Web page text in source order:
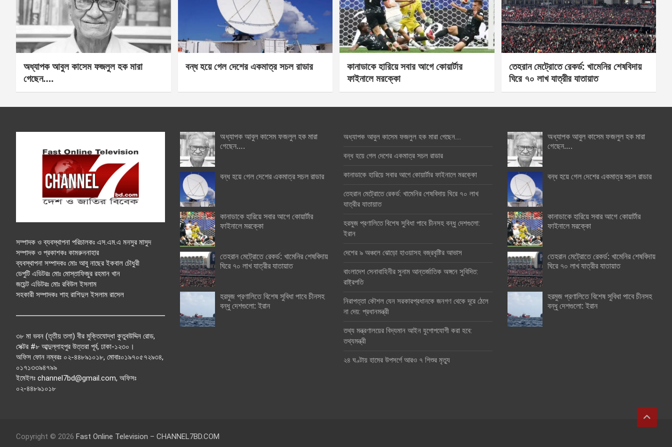
অধ্যাপক আবুল কাসেম ফজলুল হক মারা
গেছেন….
বন্ধ হয়ে গেল দেশের একমাত্র সচল রাডার
কানাডাকে হারিয়ে সবার আগে কোয়ার্টার
ফাইনালে মরক্কো
তেহরান মেট্রোতে রেকর্ড: খামেনির শেষবিদায়
ঘিরে ৭০ লাখ যাত্রীর যাতায়াত
সম্পাদক ও ব্যবস্থাপনা পরিচালকঃ এস.এম.এ মনসুর মাসুদ
সম্পাদক ও প্রকাশকঃ কামরুননাহার
ব্যবস্থাপনা সম্পাদকঃ মোঃ আবু নাছের ইকবাল চৌধুরী
ডেপুটি এডিটরঃ মোঃ মোস্তাফিজুর রহমান খান
জয়েন্ট এডিটরঃ মোঃ রবিউল ইসলাম
সহকারী সম্পাদকঃ শাহ রাশিদুল ইসলাম রাসেল
৩৮ মা ভবন (তৃতীয় তলা) বীর মুক্তিযোদ্ধা কুতুবউদ্দিন রোড,
সেক্টর #৮ আব্দুল্লাহপুর উত্তরা পূর্ব, ঢাকা-১২৩০।
অফিস ফোন নম্বরঃ ০২-৪৪৮৯১০১৮, মোবাঃ০১৯৭০৫৭২৯৩৪,
০১৭১৩৩৯৪৭৯৯
ইমেইলঃ channel7bd@gmail.com, অফিসঃ
০২-৪৪৮৯১০১৮
অধ্যাপক আবুল কাসেম ফজলুল হক মারা
গেছেন….
বন্ধ হয়ে গেল দেশের একমাত্র সচল রাডার
কানাডাকে হারিয়ে সবার আগে কোয়ার্টার
ফাইনালে মরক্কো
তেহরান মেট্রোতে রেকর্ড: খামেনির শেষবিদায়
ঘিরে ৭০ লাখ যাত্রীর যাতায়াত
হরমুজ প্রণালিতে বিশেষ সুবিধা পাবে চীনসহ
বন্ধু দেশগুলো: ইরান
অধ্যাপক আবুল কাসেম ফজলুল হক মারা গেছেন….
বন্ধ হয়ে গেল দেশের একমাত্র সচল রাডার
কানাডাকে হারিয়ে সবার আগে কোয়ার্টার ফাইনালে মরক্কো
তেহরান মেট্রোতে রেকর্ড: খামেনির শেষবিদায় ঘিরে ৭০ লাখ
যাত্রীর যাতায়াত
হরমুজ প্রণালিতে বিশেষ সুবিধা পাবে চীনসহ বন্ধু দেশগুলো:
ইরান
দেশের ৯ অঞ্চলে ঝোড়ো হাওয়াসহ বজ্রবৃষ্টির আভাস
বাংলাদেশ সেনাবাহিনীর সুনাম আন্তর্জাতিক অঙ্গনে সুবিদিত:
রাষ্ট্রপতি
নিরাপত্তা কৌশল যেন সরকারপ্রধানকে জনগণ থেকে দূরে ঠেলে
না দেয়: প্রধানমন্ত্রী
তথ্য মন্ত্রণালয়ের বিদ্যমান আইন যুগোপযোগী করা হবে:
তথ্যমন্ত্রী
২৪ ঘণ্টায় হামের উপসর্গে আরও ৭ শিশুর মৃত্যু
অধ্যাপক আবুল কাসেম ফজলুল হক মারা
গেছেন….
বন্ধ হয়ে গেল দেশের একমাত্র সচল রাডার
কানাডাকে হারিয়ে সবার আগে কোয়ার্টার
ফাইনালে মরক্কো
তেহরান মেট্রোতে রেকর্ড: খামেনির শেষবিদায়
ঘিরে ৭০ লাখ যাত্রীর যাতায়াত
হরমুজ প্রণালিতে বিশেষ সুবিধা পাবে চীনসহ
বন্ধু দেশগুলো: ইরান
Copyright © 2026 Fast Online Television – CHANNEL7BD.COM